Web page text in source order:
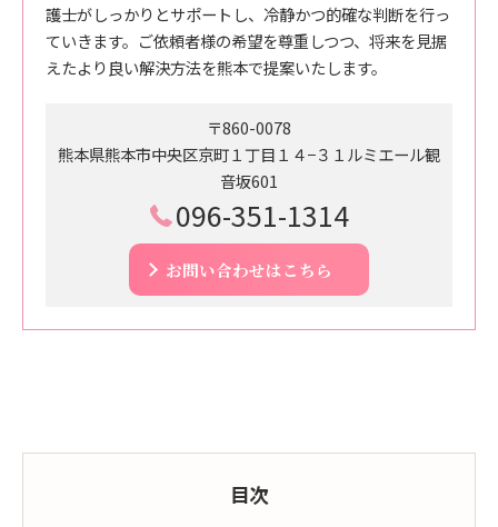
護士がしっかりとサポートし、冷静かつ的確な判断を行っ
ていきます。ご依頼者様の希望を尊重しつつ、将来を見据
えたより良い解決方法を熊本で提案いたします。
〒860-0078
熊本県熊本市中央区京町１丁目１４−３１ルミエール観
音坂601
096-351-1314
お問い合わせはこちら
目次